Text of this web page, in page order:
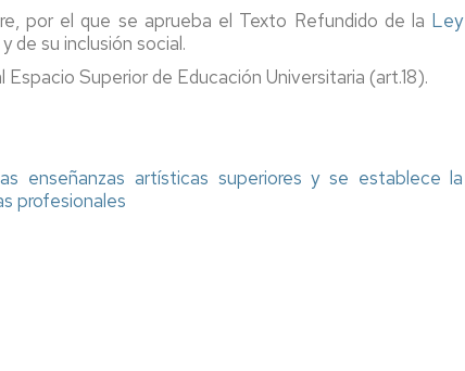
por el que se aprueba el Texto Refundido de la Ley
y de su inclusión social.
Espacio Superior de Educación Universitaria (art.18).
enseñanzas artísticas superiores y se establece la
profesionales